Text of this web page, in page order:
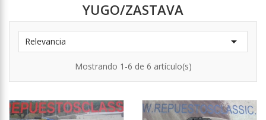
YUGO/ZASTAVA
Relevancia 
Mostrando 1-6 de 6 artículo(s)